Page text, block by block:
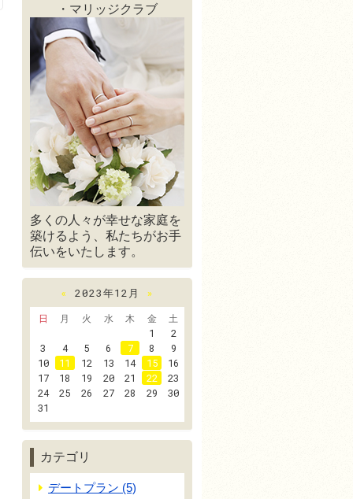
・マリッジクラブ
多くの人々が幸せな家庭を
築けるよう、私たちがお手
伝いをいたします。
« 2023年12月
»
日
月 火 水 木 金
土
1
2
3
4 5 6 7 8
9
10
11 12 13 14 15
16
17
18 19 20 21 22
23
24
25 26 27 28 29
30
31
カテゴリ
デートプラン (5)